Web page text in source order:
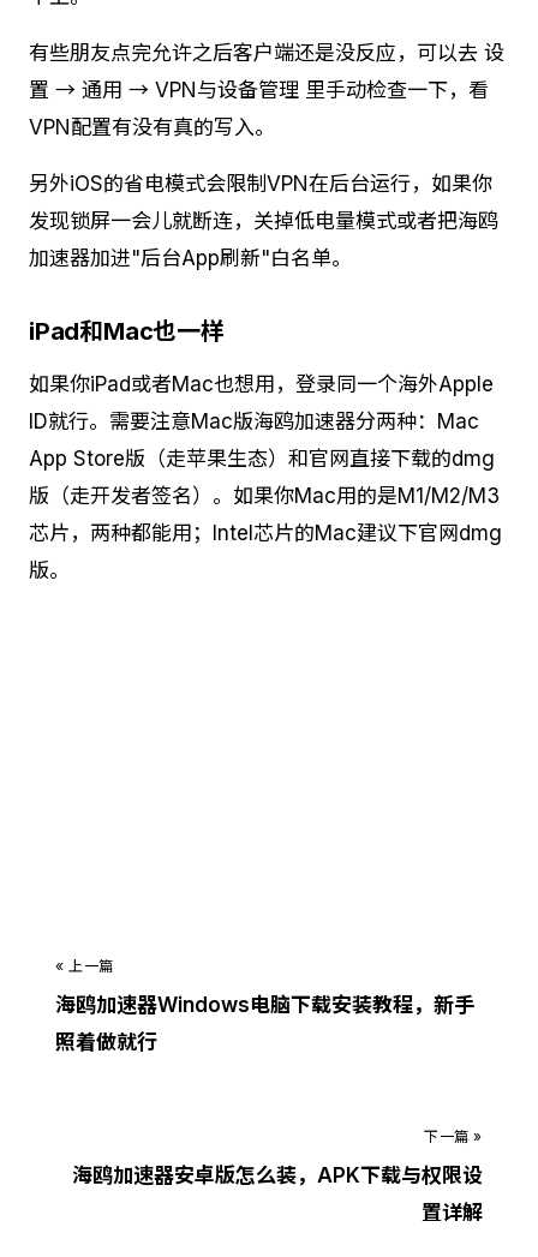
有些朋友点完允许之后客户端还是没反应，可以去 设
置 → 通用 → VPN与设备管理 里手动检查一下，看
VPN配置有没有真的写入。
另外iOS的省电模式会限制VPN在后台运行，如果你
发现锁屏一会儿就断连，关掉低电量模式或者把海鸥
加速器加进"后台App刷新"白名单。
iPad和Mac也一样
如果你iPad或者Mac也想用，登录同一个海外Apple
ID就行。需要注意Mac版海鸥加速器分两种：Mac
App Store版（走苹果生态）和官网直接下载的dmg
版（走开发者签名）。如果你Mac用的是M1/M2/M3
芯片，两种都能用；Intel芯片的Mac建议下官网dmg
版。
« 上一篇
海鸥加速器Windows电脑下载安装教程，新手
照着做就行
下一篇 »
海鸥加速器安卓版怎么装，APK下载与权限设
置详解